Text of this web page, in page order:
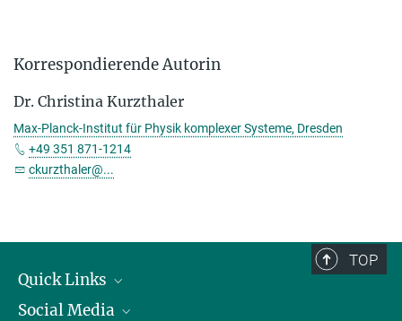
Korrespondierende Autorin
Dr. Christina Kurzthaler
Max-Planck-Institut für Physik komplexer Systeme, Dresden
+49 351 871-1214
ckurzthaler@...
TOP
Quick Links
Präsident
Social Media